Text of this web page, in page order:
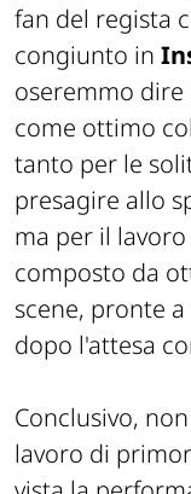
fan del regista
congiunto in
oseremmo dire
come ottimo
tanto per le
presagire allo
ma per il
composto da
scene, pronte
dopo l'attesa
Conclusivo,
lavoro di